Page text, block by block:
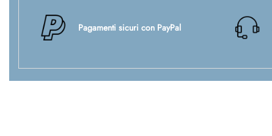
Pagamenti sicuri con PayPal